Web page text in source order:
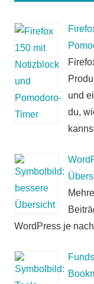
und
du,
WordPress je